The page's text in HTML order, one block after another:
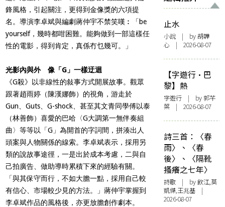
鋒風格，引起關注，更得到金像獎的六項提
名。導演李卓斌與編劇蔣仲宇不禁笑嘆︰「be
yourself，幾時都咁困難。能夠做到一部這樣任
性的電影，得到肯定，真係冇乜幾可。」
光影內與外 像「G」一樣迂迴
《G殺》以非線性的敍事方式開展故事。觀眾
跟著趙雨婷（陳漢娜飾）的視角，游走於
Gun、Guts、G-shock、甚至其文青同學傅以泰
（林善飾）喜愛的巴哈〈G大調第一無伴奏組
曲〉等等以「G」為開首的字詞間，拼湊出人
頭案與人物關係的線索。李卓斌表示，採用另
類的說故事途徑，一是出於成本考慮，二與自
己拍廣告、做助導時累積下來的經驗有關。
「與其保守而行，不如大膽一點，採用自己較
有信心、市場較少見的方法。」蔣仲宇掌握到
李卓斌作品的風格後，亦更放膽創作劇本。
止水
小說 | by 胡韡
心 | 2026-08-07
【字遊行·巴
黎】熱
字遊行 | by 郭芊
葉 | 2026-08-07
詩三首：〈春
雨〉、〈春
後〉、〈隔靴
搔癢之七年〉
詩歌 | by 飲江,莫
凱傑,王兆基 |
2026-08-07